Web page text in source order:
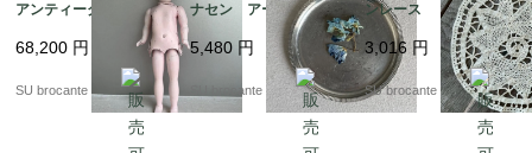
アンティークドール
カルトン・ブイイ（紙
パルプ製）
68,200 円
SU brocante
ナセン アール・デ
コ コースター小A
ピューター製
5,480 円
SU brocante
ンレース ドイリー
3,016 円
SU brocante